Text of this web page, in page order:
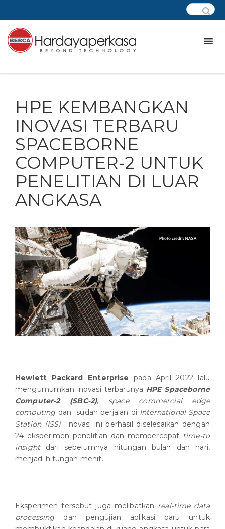
HPE KEMBANGKAN
INOVASI TERBARU
SPACEBORNE
COMPUTER-2 UNTUK
PENELITIAN DI LUAR
ANGKASA
Hewlett Packard Enterprise pada April 2022 lalu
mengumumkan inovasi terbarunya HPE Spaceborne
Computer-2 (SBC-2), space commercial edge
computing dan sudah berjalan di International Space
Station (ISS). Inovasi ini berhasil diselesaikan dengan
24 eksperimen penelitian dan mempercepat time-to
insightdari sebelumnya hitungan bulan dan hari,
menjadi hitungan menit.
Eksperimen tersebut juga melibatkan real-time data
processing dan pengujian aplikasi baru untuk